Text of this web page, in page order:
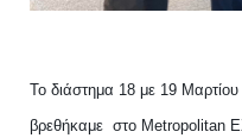
Το διάστημα 18 με 19
βρεθήκαμε στο Metropolitan